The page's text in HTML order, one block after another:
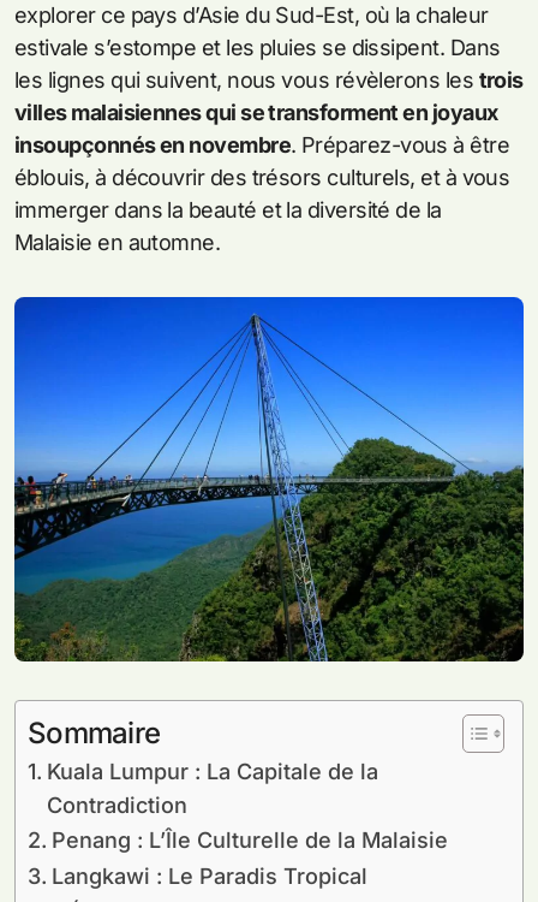
explorer ce pays d’Asie du Sud-Est, où la chaleur
estivale s’estompe et les pluies se dissipent. Dans
les lignes qui suivent, nous vous révèlerons les trois
villes malaisiennes qui se transforment en joyaux
insoupçonnés en novembre. Préparez-vous à être
éblouis, à découvrir des trésors culturels, et à vous
immerger dans la beauté et la diversité de la
Malaisie en automne.
Sommaire
Kuala Lumpur : La Capitale de la
Contradiction
Penang : L’Île Culturelle de la Malaisie
Langkawi : Le Paradis Tropical